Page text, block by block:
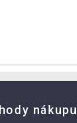
nákupu